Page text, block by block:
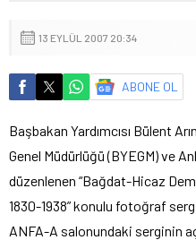
13 EYLÜL 2007 20:34
ABONE OL
Başbakan Yardımcısı Bülent
Genel Müdürlüğü (BYEGM) ve
düzenlenen “Bağdat-Hicaz
1830-1938” konulu fotoğraf
ANFA-A salonundaki serginin